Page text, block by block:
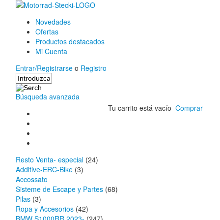
Novedades
Ofertas
Productos destacados
Mi Cuenta
Entrar/Registrarse o Registro
Búsqueda avanzada
Tu carrito está vacío Comprar
Resto Venta- especial (24)
Additive-ERC-Bike (3)
Accossato
Sisteme de Escape y Partes (68)
Pilas (3)
Ropa y Accesorios (42)